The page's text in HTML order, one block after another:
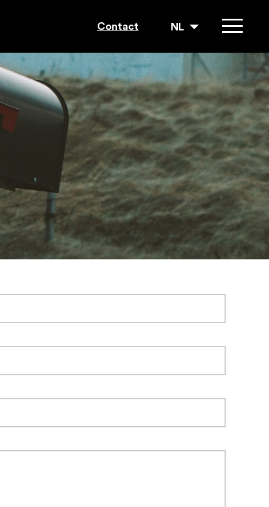
Contact NL